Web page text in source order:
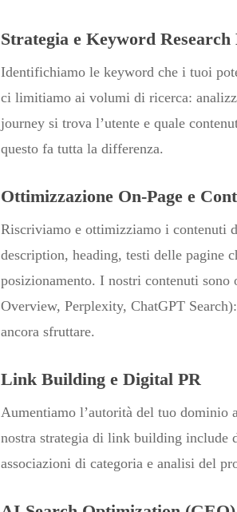
Strategia e Keyword Research
Identifichiamo le keyword che i tuoi
ci limitiamo ai volumi di ricerca:
journey si trova l’utente e quale
questo fa tutta la differenza.
Ottimizzazione On-Page e
Riscriviamo e ottimizziamo i contenuti
description, heading, testi delle pagine
posizionamento. I nostri contenuti
Overview, Perplexity, ChatGPT
ancora sfruttare.
Link Building e Digital PR
Aumentiamo l’autorità del tuo dominio
nostra strategia di link building include
associazioni di categoria e analisi del